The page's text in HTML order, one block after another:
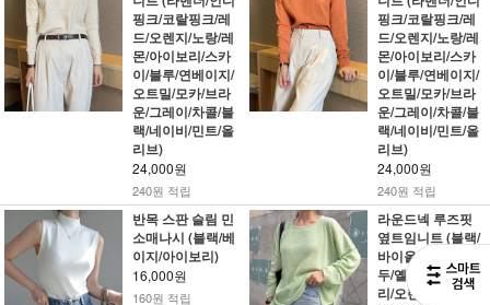
핑크/코랄핑크/레
드/오렌지/노랑/레
몬/아이보리/스카
이/블루/연베이지/
오트밀/모카/브라
운/그레이/차콜/블
랙/네이비/민트/올
리브)
24,000원
240원 적립
핑크/코랄핑크/레
드/오렌지/노랑/레
몬/아이보리/스카
이/블루/연베이지/
오트밀/모카/브라
운/그레이/차콜/블
랙/네이비/민트/올
리브)
24,000원
240원 적립
반목 스판 슬림 민
소매나시 (블랙/베
이지/아이보리)
16,000원
160원 적립
라운드넥 루즈핏
옆트임니트 (블랙/
바이올렛/핑크/연
두/옐로우/아이보
리/오렌지)